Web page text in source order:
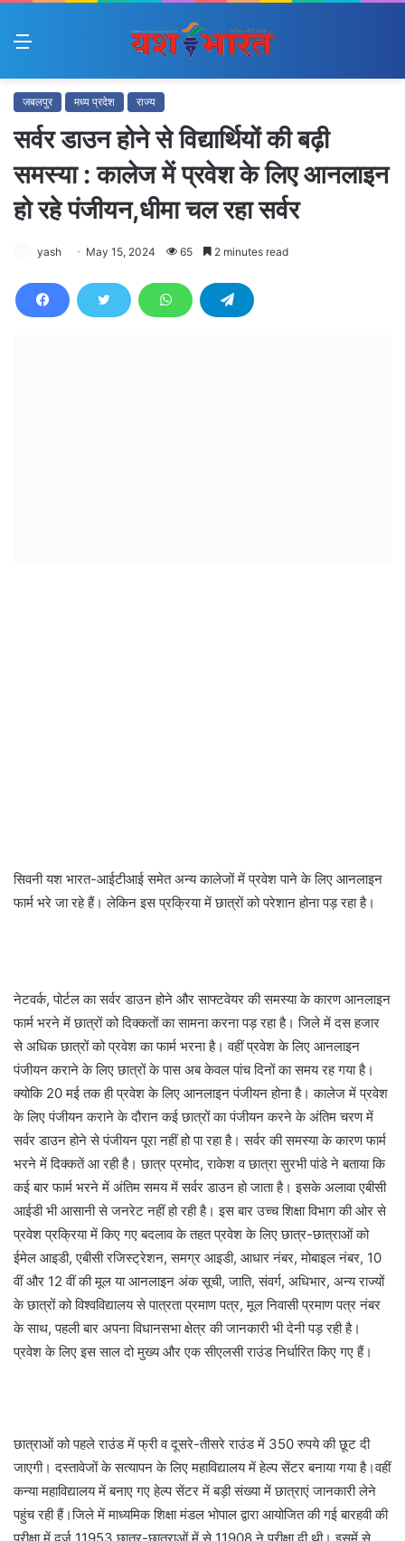
Menu
जबलपुर मध्य प्रदेश राज्य
सर्वर डाउन होने से विद्यार्थियों की बढ़ी
समस्या : कालेज में प्रवेश के लिए आनलाइन
हो रहे पंजीयन,धीमा चल रहा सर्वर
yash May 15, 2024 65 2 minutes read
सिवनी यश भारत-आईटीआई समेत अन्य कालेजों में प्रवेश पाने के लिए आनलाइन
फार्म भरे जा रहे हैं। लेकिन इस प्रक्रिया में छात्रों को परेशान होना पड़ रहा है।
नेटवर्क, पोर्टल का सर्वर डाउन होने और साफ्टवेयर की समस्या के कारण आनलाइन
फार्म भरने में छात्रों को दिक्कतों का सामना करना पड़ रहा है। जिले में दस हजार
से अधिक छात्रों को प्रवेश का फार्म भरना है। वहीं प्रवेश के लिए आनलाइन
पंजीयन कराने के लिए छात्रों के पास अब केवल पांच दिनों का समय रह गया है।
क्योकि 20 मई तक ही प्रवेश के लिए आनलाइन पंजीयन होना है। कालेज में प्रवेश
के लिए पंजीयन कराने के दौरान कई छात्रों का पंजीयन करने के अंतिम चरण में
सर्वर डाउन होने से पंजीयन पूरा नहीं हो पा रहा है। सर्वर की समस्या के कारण फार्म
भरने में दिक्कतें आ रही है। छात्र प्रमोद, राकेश व छात्रा सुरभी पांडे ने बताया कि
कई बार फार्म भरने में अंतिम समय में सर्वर डाउन हो जाता है। इसके अलावा एबीसी
आईडी भी आसानी से जनरेट नहीं हो रही है। इस बार उच्च शिक्षा विभाग की ओर से
प्रवेश प्रक्रिया में किए गए बदलाव के तहत प्रवेश के लिए छात्र-छात्राओं को
ईमेल आइडी, एबीसी रजिस्ट्रेशन, समग्र आइडी, आधार नंबर, मोबाइल नंबर, 10
वीं और 12 वीं की मूल या आनलाइन अंक सूची, जाति, संवर्ग, अधिभार, अन्य राज्यों
के छात्रों को विश्वविद्यालय से पात्रता प्रमाण पत्र, मूल निवासी प्रमाण पत्र नंबर
के साथ, पहली बार अपना विधानसभा क्षेत्र की जानकारी भी देनी पड़ रही है।
प्रवेश के लिए इस साल दो मुख्य और एक सीएलसी राउंड निर्धारित किए गए हैं।
छात्राओं को पहले राउंड में फ्री व दूसरे-तीसरे राउंड में 350 रुपये की छूट दी
जाएगी। दस्तावेजों के सत्यापन के लिए महाविद्यालय में हेल्प सेंटर बनाया गया है।वहीं
कन्या महाविद्यालय में बनाए गए हेल्प सेंटर में बड़ी संख्या में छात्राएं जानकारी लेने
पहुंच रही हैं।जिले में माध्यमिक शिक्षा मंडल भोपाल द्वारा आयोजित की गई बारहवी की